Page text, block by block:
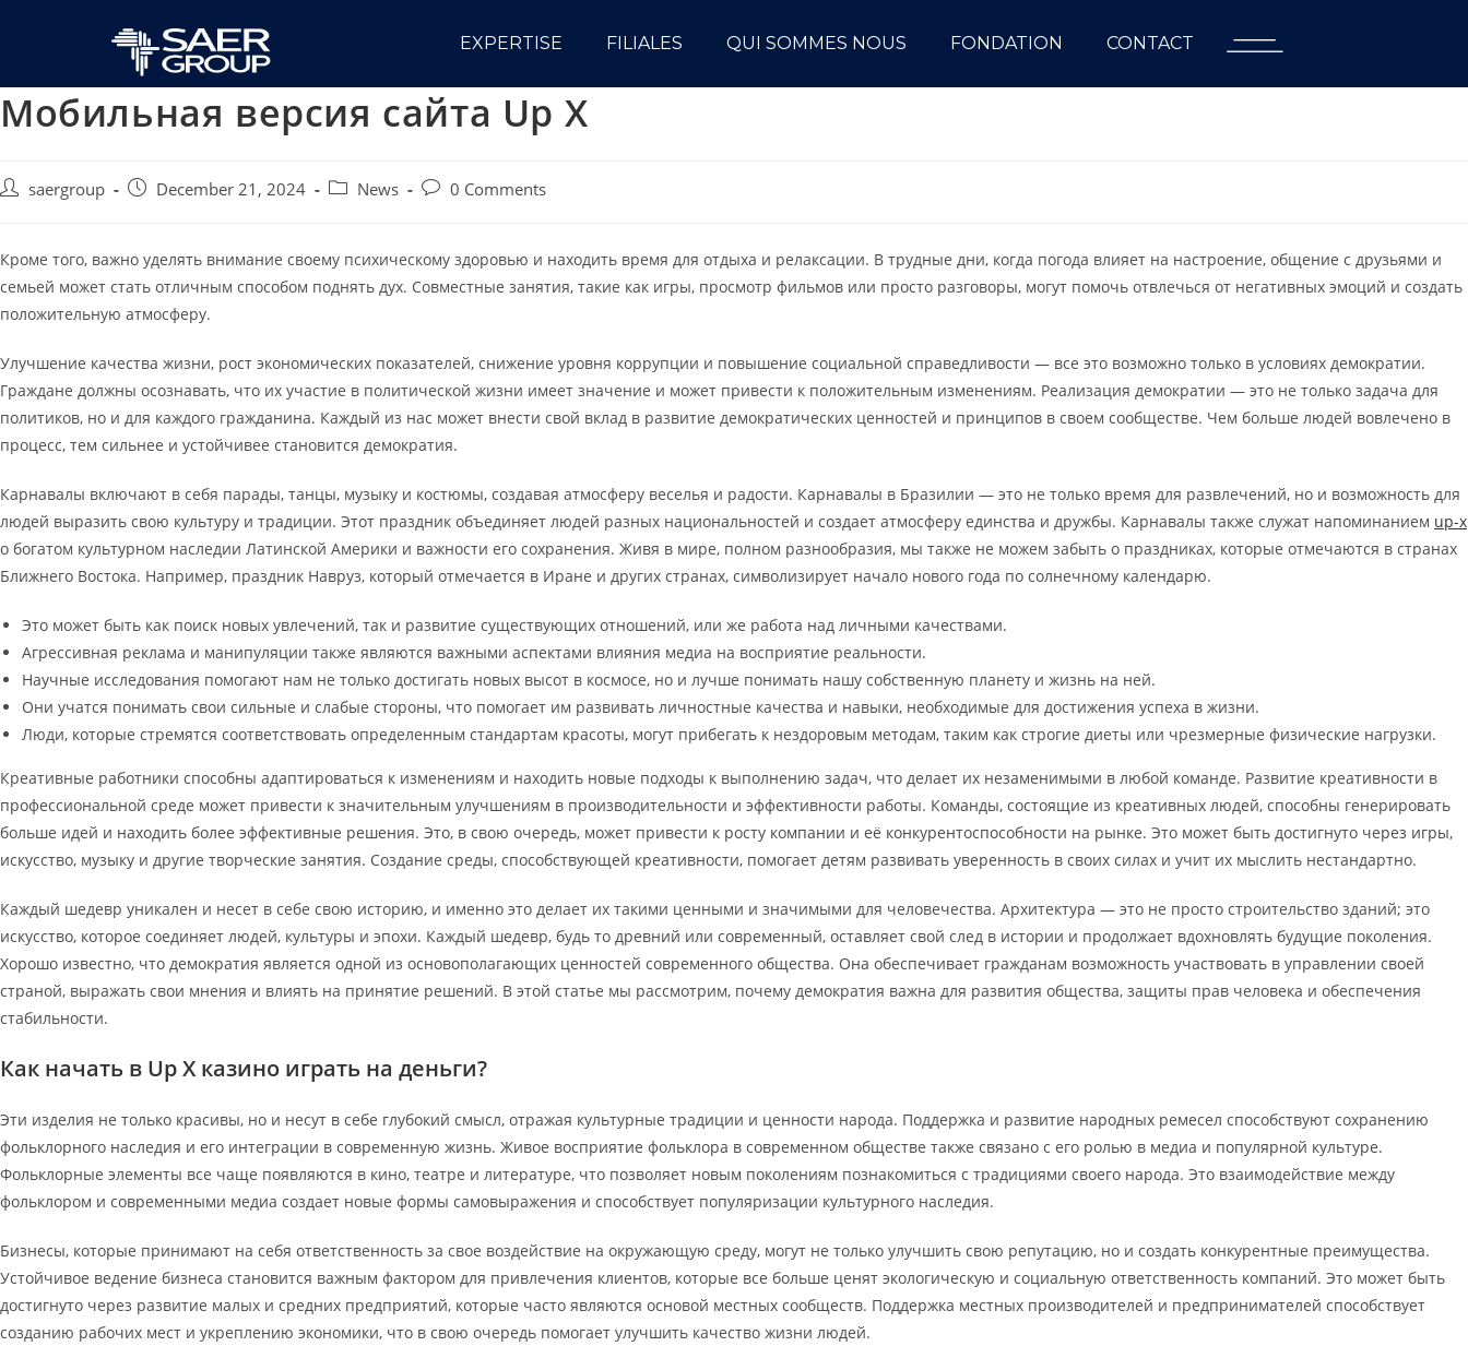
EXPERTISE FILIALES QUI SOMMES NOUS FONDATION CONTACT
Мобильная версия сайта Up X
saergroup December 21, 2024 News 0 Comments
Кроме того, важно уделять внимание своему психическому здоровью и находить время для отдыха и релаксации. В трудные дни, когда погода влияет на настроение, общение с друзьями и
семьей может стать отличным способом поднять дух. Совместные занятия, такие как игры, просмотр фильмов или просто разговоры, могут помочь отвлечься от негативных эмоций и создать
положительную атмосферу.
Улучшение качества жизни, рост экономических показателей, снижение уровня коррупции и повышение социальной справедливости — все это возможно только в условиях демократии.
Граждане должны осознавать, что их участие в политической жизни имеет значение и может привести к положительным изменениям. Реализация демократии — это не только задача для
политиков, но и для каждого гражданина. Каждый из нас может внести свой вклад в развитие демократических ценностей и принципов в своем сообществе. Чем больше людей вовлечено в
процесс, тем сильнее и устойчивее становится демократия.
Карнавалы включают в себя парады, танцы, музыку и костюмы, создавая атмосферу веселья и радости. Карнавалы в Бразилии — это не только время для развлечений, но и возможность для
людей выразить свою культуру и традиции. Этот праздник объединяет людей разных национальностей и создает атмосферу единства и дружбы. Карнавалы также служат напоминанием up-x
о богатом культурном наследии Латинской Америки и важности его сохранения. Живя в мире, полном разнообразия, мы также не можем забыть о праздниках, которые отмечаются в странах
Ближнего Востока. Например, праздник Навруз, который отмечается в Иране и других странах, символизирует начало нового года по солнечному календарю.
Это может быть как поиск новых увлечений, так и развитие существующих отношений, или же работа над личными качествами.
Агрессивная реклама и манипуляции также являются важными аспектами влияния медиа на восприятие реальности.
Научные исследования помогают нам не только достигать новых высот в космосе, но и лучше понимать нашу собственную планету и жизнь на ней.
Они учатся понимать свои сильные и слабые стороны, что помогает им развивать личностные качества и навыки, необходимые для достижения успеха в жизни.
Люди, которые стремятся соответствовать определенным стандартам красоты, могут прибегать к нездоровым методам, таким как строгие диеты или чрезмерные физические нагрузки.
Креативные работники способны адаптироваться к изменениям и находить новые подходы к выполнению задач, что делает их незаменимыми в любой команде. Развитие креативности в
профессиональной среде может привести к значительным улучшениям в производительности и эффективности работы. Команды, состоящие из креативных людей, способны генерировать
больше идей и находить более эффективные решения. Это, в свою очередь, может привести к росту компании и её конкурентоспособности на рынке. Это может быть достигнуто через игры,
искусство, музыку и другие творческие занятия. Создание среды, способствующей креативности, помогает детям развивать уверенность в своих силах и учит их мыслить нестандартно.
Каждый шедевр уникален и несет в себе свою историю, и именно это делает их такими ценными и значимыми для человечества. Архитектура — это не просто строительство зданий; это
искусство, которое соединяет людей, культуры и эпохи. Каждый шедевр, будь то древний или современный, оставляет свой след в истории и продолжает вдохновлять будущие поколения.
Хорошо известно, что демократия является одной из основополагающих ценностей современного общества. Она обеспечивает гражданам возможность участвовать в управлении своей
страной, выражать свои мнения и влиять на принятие решений. В этой статье мы рассмотрим, почему демократия важна для развития общества, защиты прав человека и обеспечения
стабильности.
Как начать в Up X казино играть на деньги?
Эти изделия не только красивы, но и несут в себе глубокий смысл, отражая культурные традиции и ценности народа. Поддержка и развитие народных ремесел способствуют сохранению
фольклорного наследия и его интеграции в современную жизнь. Живое восприятие фольклора в современном обществе также связано с его ролью в медиа и популярной культуре.
Фольклорные элементы все чаще появляются в кино, театре и литературе, что позволяет новым поколениям познакомиться с традициями своего народа. Это взаимодействие между
фольклором и современными медиа создает новые формы самовыражения и способствует популяризации культурного наследия.
Бизнесы, которые принимают на себя ответственность за свое воздействие на окружающую среду, могут не только улучшить свою репутацию, но и создать конкурентные преимущества.
Устойчивое ведение бизнеса становится важным фактором для привлечения клиентов, которые все больше ценят экологическую и социальную ответственность компаний. Это может быть
достигнуто через развитие малых и средних предприятий, которые часто являются основой местных сообществ. Поддержка местных производителей и предпринимателей способствует
созданию рабочих мест и укреплению экономики, что в свою очередь помогает улучшить качество жизни людей.